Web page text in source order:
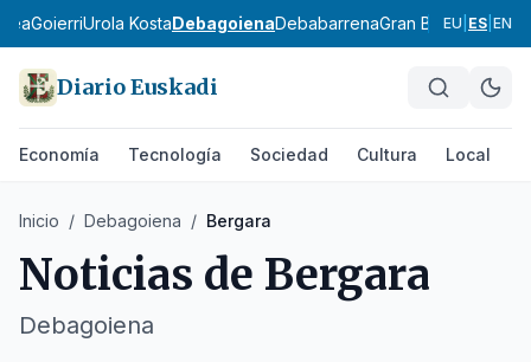
GoierriUrola KostaDebagoienaDebabarrenaGran Bilbao
EU ES EN
Diario Euskadi
Economía Tecnología Sociedad Cultura Local
Inicio / Debagoiena / Bergara
Noticias de Bergara
Debagoiena